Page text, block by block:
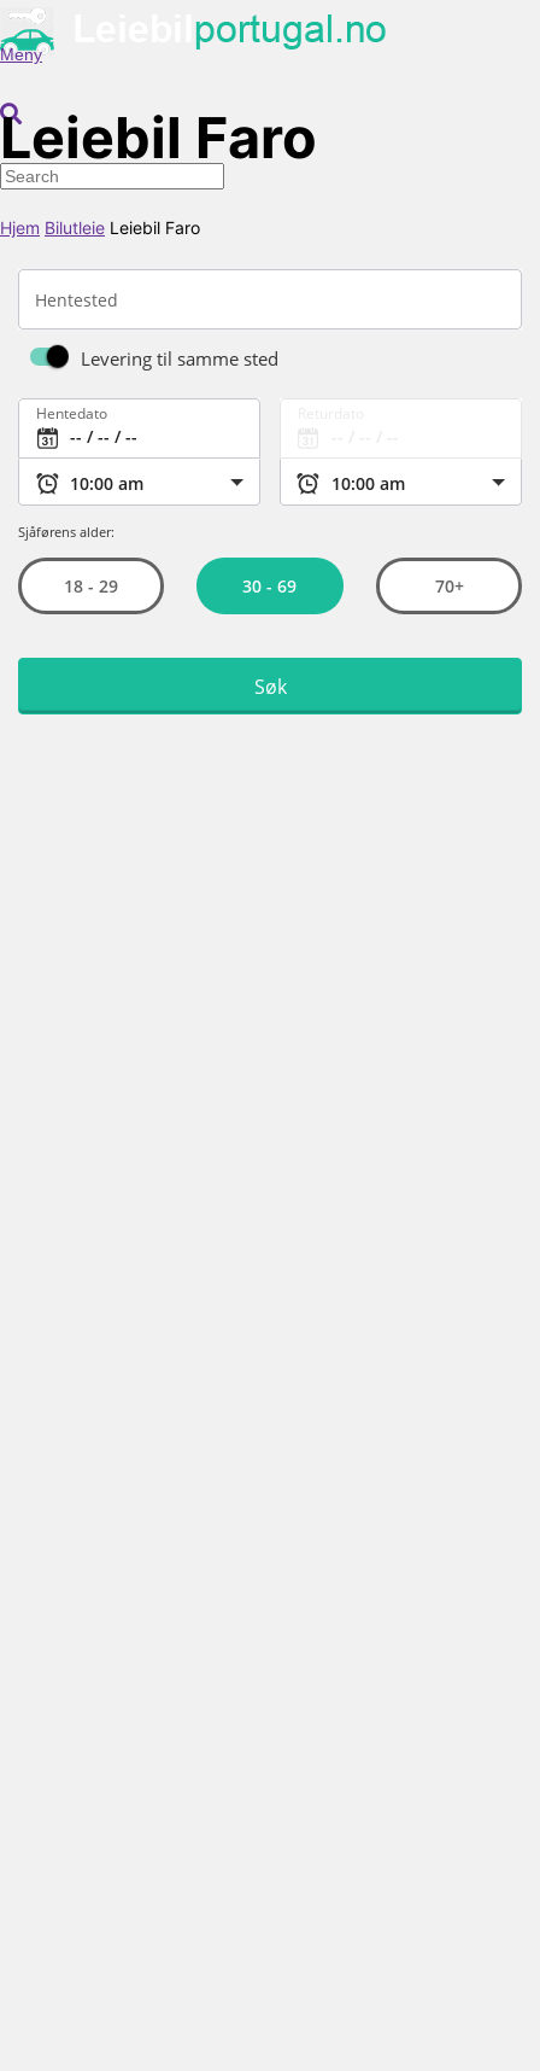
Meny
Leiebil Faro
Hjem Bilutleie Leiebil Faro
Hentested
Levering til samme sted
Hentedato
Sjåførens alder:
18 - 29 30 - 69 70+
Søk